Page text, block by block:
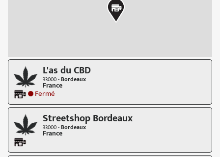
L'as du CBD
33000 -Bordeaux
France
Fermé
Streetshop Bordeaux
33000 -Bordeaux
France